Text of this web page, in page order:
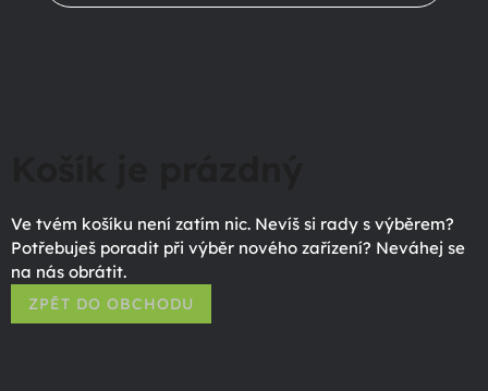
Ve tvém košíku není zatím nic. Nevíš si rady s výběrem?
Potřebuješ poradit při výběr nového zařízení? Neváhej se
na nás obrátit.
ZPĚT DO OBCHODU